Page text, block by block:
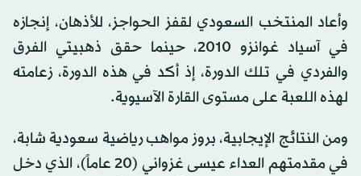
وأعاد المنتخب السعودي لقفز الحواجز، للأذهان، إنجازه
في آسياد غوانزو 2010، حينما حقق ذهبيتي الفرق
والفردي في تلك الدورة، إذ أكد في هذه الدورة، زعامته
لهذه اللعبة على مستوى القارة الآسيوية.
ومن النتائج الإيجابية، بروز مواهب رياضية سعودية شابة،
في مقدمتهم العداء عيسى غزواني (20 عاماً)، الذي دخل